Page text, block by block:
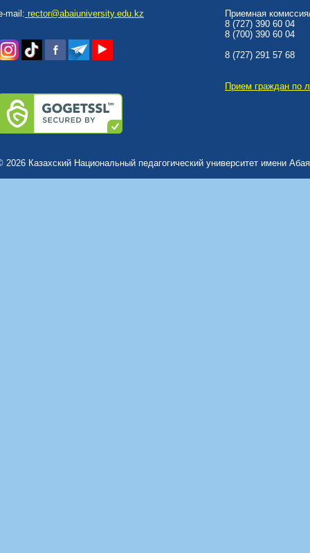
mail: rector@abaiuniversity.edu.kz
Приемная
8 (727) 390 60 04
8 (700) 390 60 04
8 (727) 291 57 68
Прием граждан по
2026 Казахский Национальный педагогический университет имени Абая